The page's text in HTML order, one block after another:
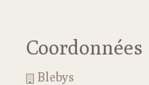
Coordonnées
Blebys